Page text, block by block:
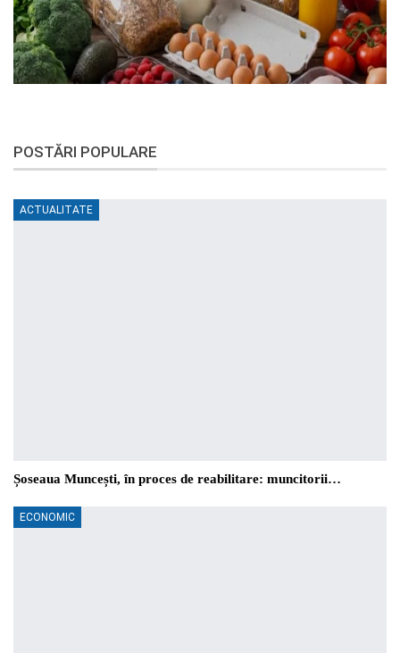
POSTĂRI POPULARE
ACTUALITATE
Șoseaua Muncești, în proces de reabilitare: muncitorii…
ECONOMIC